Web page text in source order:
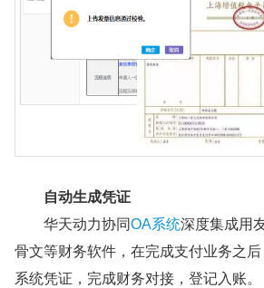
自动生成凭证
华天动力协同OA系统深度集成用
骨文等财务软件，在完成支付业务之
系统凭证，完成财务对接，登记入账。